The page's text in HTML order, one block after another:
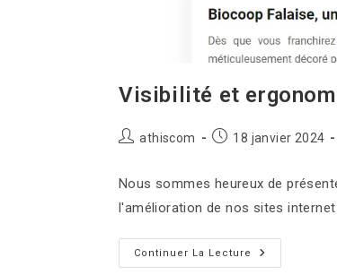
Visibilité et
athiscom 18 janvier 2024
Nous sommes heureux de
l'amélioration de nos sites
Continuer La Lecture